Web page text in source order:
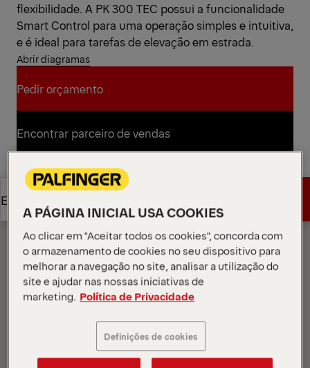
flexibilidade. A PK 300 TEC possui a funcionalidade
Smart Control para uma operação simples e intuitiva,
e é ideal para tarefas de elevação em estrada.
Abrir diagramas
Pedir orçamento
Pedir orçamento
Encontrar parceiro de vendas
Encontrar parceiro de vendas
Especificações técnicas
Especificações técnicas Pedir orçamento
Diagramas
A PÁGINA INICIAL USA COOKIES
Ao clicar em "Aceitar todos os cookies", concorda com
o armazenamento de cookies no seu dispositivo para
melhorar a navegação no site, analisar a utilização do
site e ajudar nas nossas iniciativas de
marketing. Política de Privacidade
Definições de cookies